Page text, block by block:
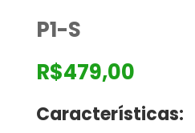
P1-S
R$479,00
Características: